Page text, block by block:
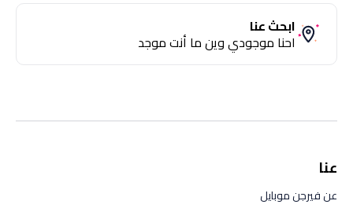
ابحث عنا
احنا موجودي وين ما أنت موجد
عنا
عن فيرجن موبايل